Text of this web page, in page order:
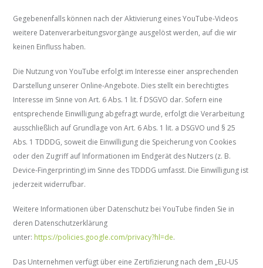
Gegebenenfalls können nach der Aktivierung eines YouTube-Videos
weitere Datenverarbeitungsvorgänge ausgelöst werden, auf die wir
keinen Einfluss haben.
Die Nutzung von YouTube erfolgt im Interesse einer ansprechenden
Darstellung unserer Online-Angebote. Dies stellt ein berechtigtes
Interesse im Sinne von Art. 6 Abs. 1 lit. f DSGVO dar. Sofern eine
entsprechende Einwilligung abgefragt wurde, erfolgt die Verarbeitung
ausschließlich auf Grundlage von Art. 6 Abs. 1 lit. a DSGVO und § 25
Abs. 1 TDDDG, soweit die Einwilligung die Speicherung von Cookies
oder den Zugriff auf Informationen im Endgerät des Nutzers (z. B.
Device-Fingerprinting) im Sinne des TDDDG umfasst. Die Einwilligung ist
jederzeit widerrufbar.
Weitere Informationen über Datenschutz bei YouTube finden Sie in
deren Datenschutzerklärung
unter: https://policies.google.com/privacy?hl=de.
Das Unternehmen verfügt über eine Zertifizierung nach dem „EU-US